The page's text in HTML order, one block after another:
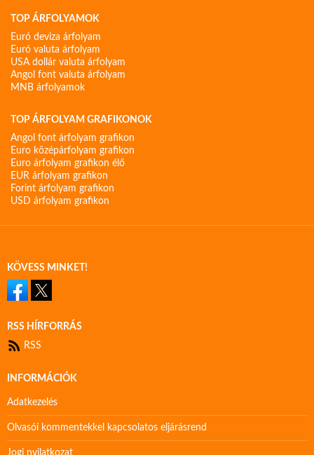
TOP ÁRFOLYAMOK
Euró deviza árfolyam
Euró valuta árfolyam
USA dollár valuta árfolyam
Angol font valuta árfolyam
MNB árfolyamok
TOP ÁRFOLYAM GRAFIKONOK
Angol font árfolyam grafikon
Euro középárfolyam grafikon
Euro árfolyam grafikon élő
EUR árfolyam grafikon
Forint árfolyam grafikon
USD árfolyam grafikon
KÖVESS MINKET!
RSS HÍRFORRÁS
RSS
INFORMÁCIÓK
Adatkezelés
Olvasói kommentekkel kapcsolatos eljárásrend
Jogi nyilatkozat